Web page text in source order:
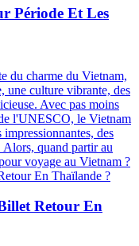
Période Et Les
du charme du Vietnam,
une culture vibrante, des
Avec pas moins
l'UNESCO, le Vietnam
des
Alors, quand partir au
voyage au Vietnam ?
Retour En